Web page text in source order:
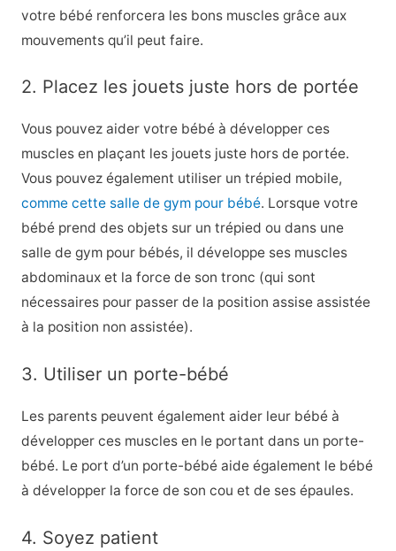
votre bébé renforcera les bons muscles grâce aux
mouvements qu’il peut faire.
2. Placez les jouets juste hors de portée
Vous pouvez aider votre bébé à développer ces
muscles en plaçant les jouets juste hors de portée.
Vous pouvez également utiliser un trépied mobile,
comme cette salle de gym pour bébé. Lorsque votre
bébé prend des objets sur un trépied ou dans une
salle de gym pour bébés, il développe ses muscles
abdominaux et la force de son tronc (qui sont
nécessaires pour passer de la position assise assistée
à la position non assistée).
3. Utiliser un porte-bébé
Les parents peuvent également aider leur bébé à
développer ces muscles en le portant dans un porte-
bébé. Le port d’un porte-bébé aide également le bébé
à développer la force de son cou et de ses épaules.
4. Soyez patient